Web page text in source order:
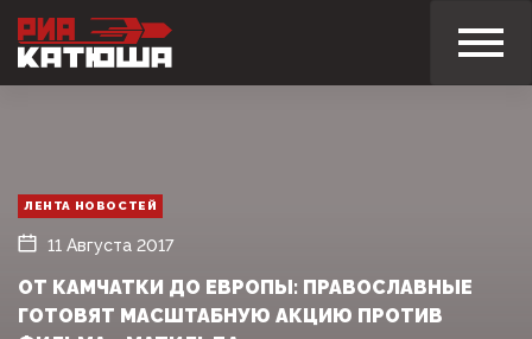
ЛЕНТА НОВОСТЕЙ
11 Августа 2017
ОТ КАМЧАТКИ ДО ЕВРОПЫ: ПРАВОСЛАВНЫЕ
ГОТОВЯТ МАСШТАБНУЮ АКЦИЮ ПРОТИВ